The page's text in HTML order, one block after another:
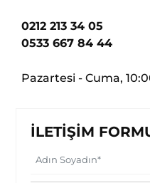
0212 213 34 05
0533 667 84 44
Pazartesi - Cuma,
İLETİŞİM